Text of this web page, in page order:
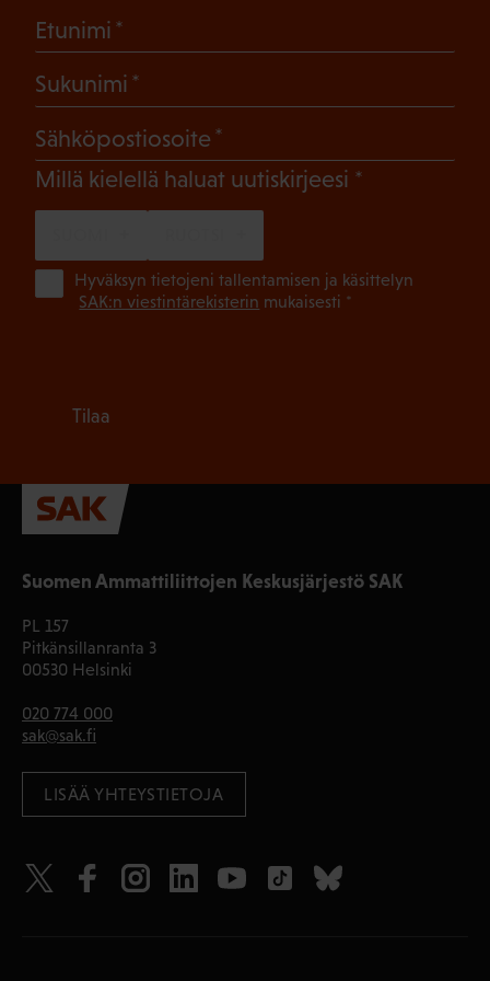
Suomen Ammattiliittojen Keskusjärjestö SAK
PL 157
Pitkänsillanranta 3
00530 Helsinki
020 774 000
sak@sak.fi
LISÄÄ YHTEYSTIETOJA
Etunimi
Sukunimi
Sähköpostiosoite
Millä kielellä haluat uutiskirjeesi (Pakollinen)
Hyväksyn tietojeni tallentamisen ja käsittelyn
SAK:n viestintärekisterin mukaisesti *
Tilaa